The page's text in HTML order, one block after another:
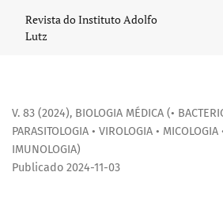
Avaliação de antígenos para
Revista do Instituto Adolfo
Lutz
V. 83 (2024), BIOLOGIA MÉDICA (•
PARASITOLOGIA • VIROLOGIA • MICOLOGIA
IMUNOLOGIA)
Publicado 2024-11-03